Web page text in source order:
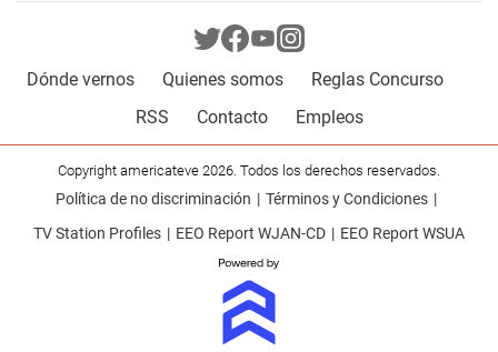
Dónde vernos Quienes somos
Reglas Concurso
RSS
Contacto Empleos
Copyright americateve 2026. Todos los derechos reservados.
Política de no discriminación
Términos y Condiciones
TV Station Profiles
EEO Report WJAN-CD EEO Report WSUA